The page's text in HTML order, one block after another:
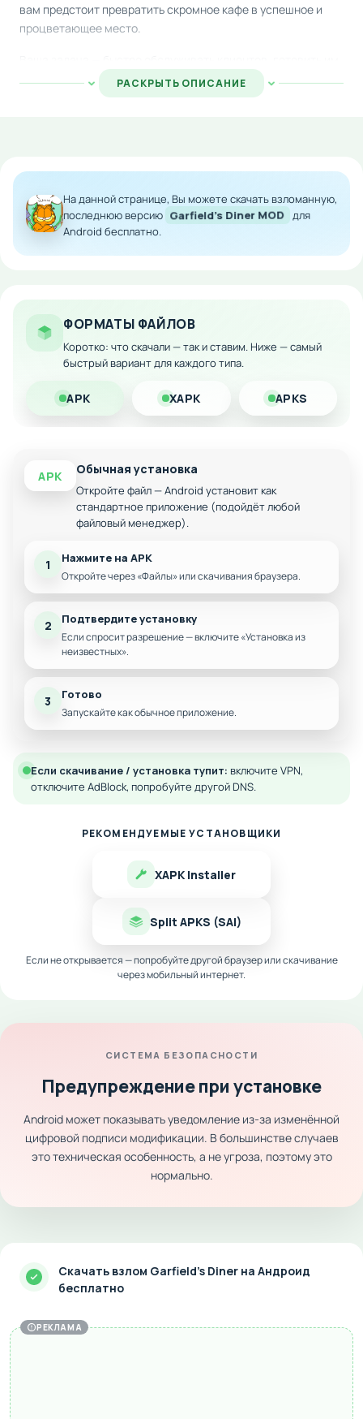
вам предстоит превратить скромное кафе в успешное и
процветающее место.
вкусные блюда и создавать атмосферу, которая будет
привлекать новых гостей. Чем лучше вы справитесь с
Безлимитные финансовые ресурсы для развития
кафе
Мгновенное получение всех валют в игре
Полная свобода в развитии бизнеса
Скачайте модифицированную версию на Андроид и
наслаждайтесь игровым процессом без финансовых
РАСКРЫТЬ ОПИСАНИЕ
На данной странице, Вы можете скачать взломанную,
последнюю версию Garfield's Diner MOD для
Android бесплатно.
ФОРМАТЫ ФАЙЛОВ
Коротко: что скачали — так и ставим. Ниже — самый
быстрый вариант для каждого типа.
APK XAPK APKS
APK Обычная установка
Откройте файл — Android установит как
стандартное приложение (подойдёт любой
файловый менеджер).
1 Нажмите на APK
Откройте через «Файлы» или скачивания браузера.
2 Подтвердите установку
Если спросит разрешение — включите «Установка из
неизвестных».
3 Готово
Запускайте как обычное приложение.
Если скачивание / установка тупит: включите VPN,
отключите AdBlock, попробуйте другой DNS.
РЕКОМЕНДУЕМЫЕ УСТАНОВЩИКИ
XAPK Installer
Split APKS (SAI)
Если не открывается — попробуйте другой браузер или скачивание
через мобильный интернет.
СИСТЕМА БЕЗОПАСНОСТИ
Предупреждение при установке
Android может показывать уведомление из-за изменённой
цифровой подписи модификации. В большинстве случаев
это техническая особенность, а не угроза, поэтому это
нормально.
Скачать взлом Garfield's Diner на Андроид
бесплатно
РЕКЛАМА